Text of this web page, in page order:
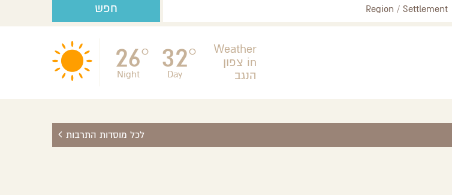
Region / Settlement חפש
Weather
in צפון
הנגב
°
32
Day
°
26
Night
לכל מוסדות התרבות